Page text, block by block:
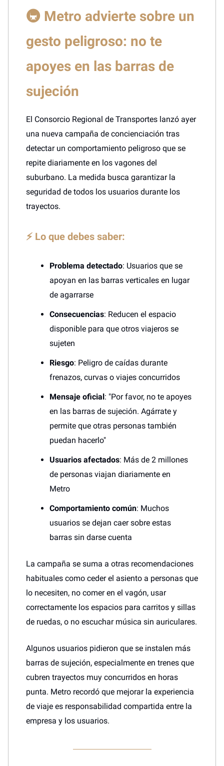
🚇 Metro advierte sobre un
gesto peligroso: no te
apoyes en las barras de
sujeción
El Consorcio Regional de Transportes lanzó ayer
una nueva campaña de concienciación tras
detectar un comportamiento peligroso que se
repite diariamente en los vagones del
suburbano. La medida busca garantizar la
seguridad de todos los usuarios durante los
trayectos.
⚡ Lo que debes saber:
Problema detectado: Usuarios que se
apoyan en las barras verticales en lugar
de agarrarse
Consecuencias: Reducen el espacio
disponible para que otros viajeros se
sujeten
Riesgo: Peligro de caídas durante
frenazos, curvas o viajes concurridos
Mensaje oficial : "Por favor, no te apoyes
en las barras de sujeción. Agárrate y
permite que otras personas también
puedan hacerlo"
Usuarios afectados: Más de 2 millones
de personas viajan diariamente en
Metro
Comportamiento común: Muchos
usuarios se dejan caer sobre estas
barras sin darse cuenta
La campaña se suma a otras recomendaciones
habituales como ceder el asiento a personas que
lo necesiten, no comer en el vagón, usar
correctamente los espacios para carritos y sillas
de ruedas, o no escuchar música sin auriculares.
Algunos usuarios pidieron que se instalen más
barras de sujeción, especialmente en trenes que
cubren trayectos muy concurridos en horas
punta. Metro recordó que mejorar la experiencia
de viaje es responsabilidad compartida entre la
empresa y los usuarios.